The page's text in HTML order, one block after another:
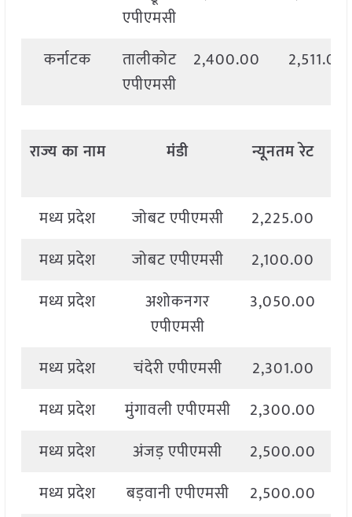
एपीएमसी
कर्नाटक
तालीकोट
एपीएमसी
2,400.00 2,511.00
राज्यकानाम मंडी न्यूनतमरेट
मध्य प्रदेश जोबट एपीएमसी 2,225.00
मध्य प्रदेश
जोबट एपीएमसी 2,100.00
मध्य प्रदेश
अशोकनगर
एपीएमसी
3,050.00
मध्य प्रदेश चंदेरी एपीएमसी 2,301.00
मध्य प्रदेश
मुंगावली एपीएमसी 2,300.00
मध्य प्रदेश
अंजड़ एपीएमसी 2,500.00
मध्य प्रदेश
बड़वानी एपीएमसी 2,500.00